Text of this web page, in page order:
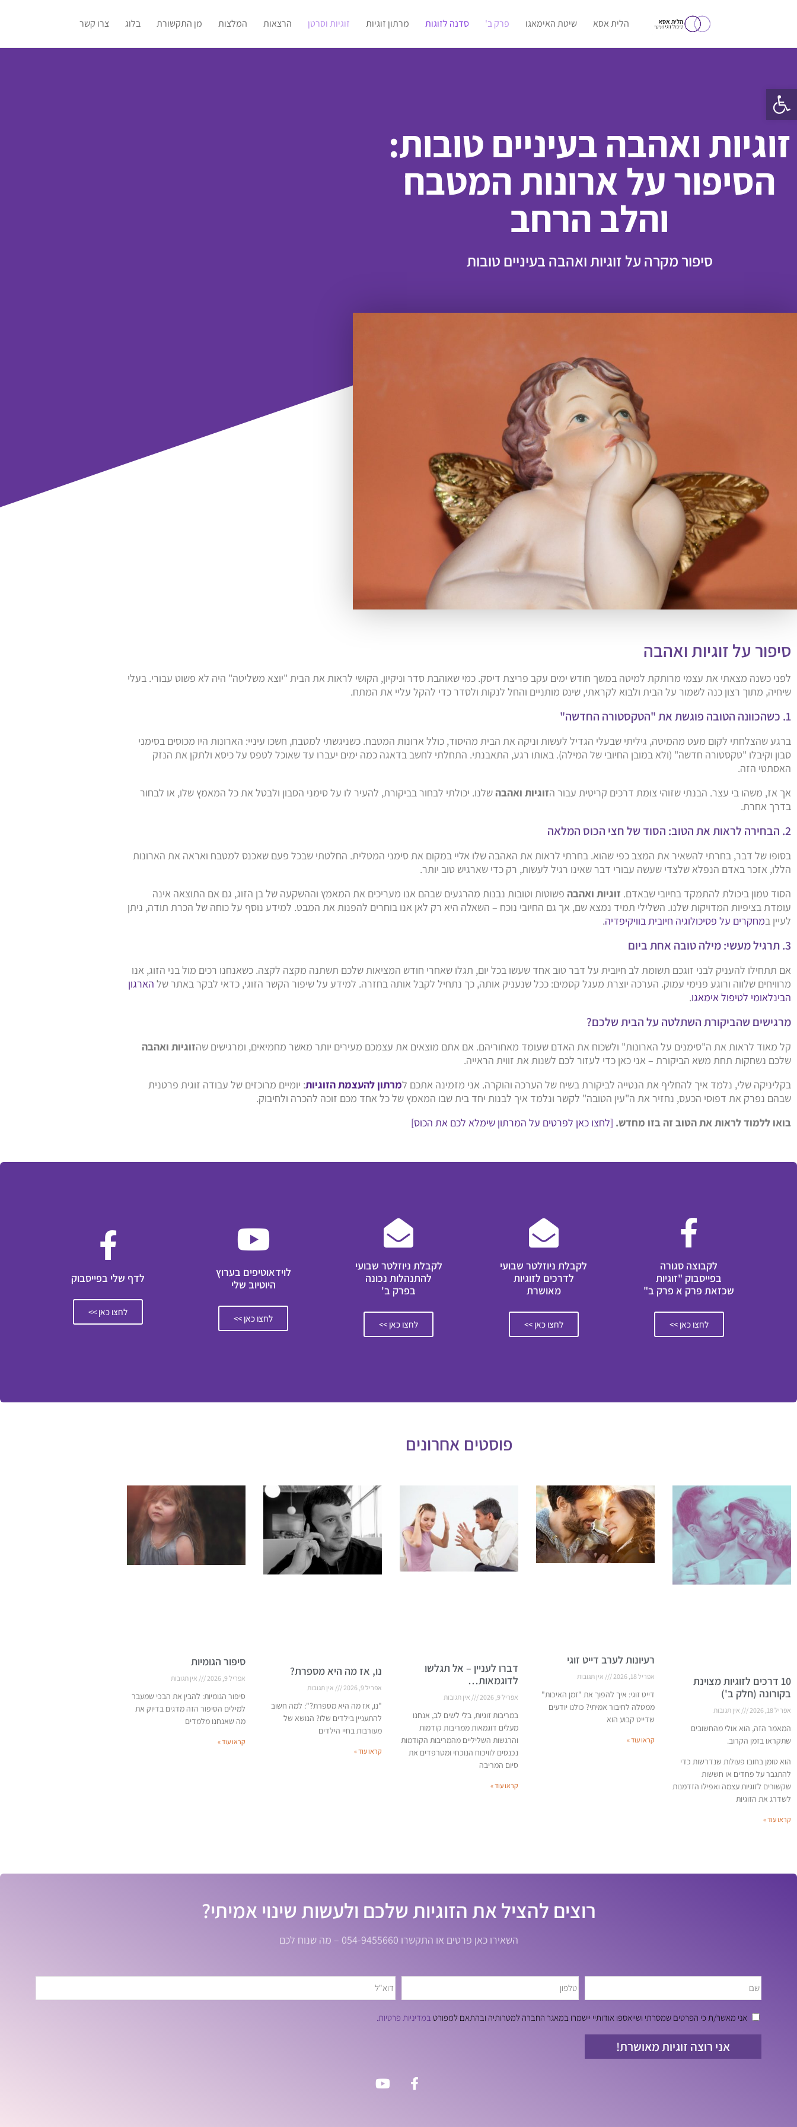
הלית אסא שיטת האימאגו פרק ב' סדנה לזוגות מרתון זוגיות זוגיות וסרטן הרצאות המלצות מן התקשורת בלוג צרו קשר
זוגיות ואהבה בעיניים טובות:
הסיפור על ארונות המטבח
והלב הרחב
סיפור מקרה על זוגיות ואהבה בעיניים טובות
סיפור על זוגיות ואהבה
לפני כשנה מצאתי את עצמי מרותקת למיטה במשך חודש ימים עקב פריצת דיסק. כמי שאוהבת סדר וניקיון, הקושי לראות את הבית "יוצא משליטה" היה לא פשוט עבורי. בעלי
שיחיה, מתוך רצון כנה לשמור על הבית ולבוא לקראתי, שינס מותניים והחל לנקות ולסדר כדי להקל עליי את המתח.
1. כשהכוונה הטובה פוגשת את "הטקסטורה החדשה"
ברגע שהצלחתי לקום מעט מהמיטה, גיליתי שבעלי הגדיל לעשות וניקה את הבית מהיסוד, כולל ארונות המטבח. כשניגשתי למטבח, חשכו עיניי: הארונות היו מכוסים בסימני
סבון וקיבלו "טקסטורה חדשה" (ולא במובן החיובי של המילה). באותו רגע, התאבנתי. התחלתי לחשב בדאגה כמה ימים יעברו עד שאוכל לטפס על כיסא ולתקן את הנזק
האסתטי הזה.
אך אז, משהו בי עצר. הבנתי שזוהי צומת דרכים קריטית עבור הזוגיות ואהבה שלנו. יכולתי לבחור בביקורת, להעיר לו על סימני הסבון ולבטל את כל המאמץ שלו, או לבחור
בדרך אחרת.
2. הבחירה לראות את הטוב: הסוד של חצי הכוס המלאה
בסופו של דבר, בחרתי להשאיר את המצב כפי שהוא. בחרתי לראות את האהבה שלו אליי במקום את סימני המטלית. החלטתי שבכל פעם שאכנס למטבח ואראה את הארונות
הללו, אזכר באדם הנפלא שלצדי שעשה עבורי דבר שאינו רגיל לעשות, רק כדי שארגיש טוב יותר.
הסוד טמון ביכולת להתמקד בחיובי שבאדם. זוגיות ואהבה פשוטות וטובות נבנות מהרגעים שבהם אנו מעריכים את המאמץ וההשקעה של בן הזוג, גם אם התוצאה אינה
עומדת בציפיות המדויקות שלנו. השלילי תמיד נמצא שם, אך גם החיובי נוכח – השאלה היא רק לאן אנו בוחרים להפנות את המבט. למידע נוסף על כוחה של הכרת תודה, ניתן
לעיין במחקרים על פסיכולוגיה חיובית בוויקיפדיה.
3. תרגיל מעשי: מילה טובה אחת ביום
אם תתחילו להעניק לבני זוגכם תשומת לב חיובית על דבר טוב אחד שעשו בכל יום, תגלו שאחרי חודש המציאות שלכם תשתנה מקצה לקצה. כשאנחנו רכים מול בני הזוג, אנו
מרוויחים שלווה ורוגע פנימי עמוק. הערכה יוצרת מעגל קסמים: ככל שנעניק אותה, כך נתחיל לקבל אותה בחזרה. למידע על שיפור הקשר הזוגי, כדאי לבקר באתר של הארגון
הבינלאומי לטיפול אימאגו.
מרגישים שהביקורת השתלטה על הבית שלכם?
קל מאוד לראות את ה"סימנים על הארונות" ולשכוח את האדם שעומד מאחוריהם. אם אתם מוצאים את עצמכם מעירים יותר מאשר מחמיאים, ומרגישים שהזוגיות ואהבה
שלכם נשחקות תחת משא הביקורת – אני כאן כדי לעזור לכם לשנות את זווית הראייה.
בקליניקה שלי, נלמד איך להחליף את הנטייה לביקורת בשיח של הערכה והוקרה. אני מזמינה אתכם למרתון להעצמת הזוגיות: יומיים מרוכזים של עבודה זוגית פרטנית
שבהם נפרק את דפוסי הכעס, נחזיר את ה"עין הטובה" לקשר ונלמד איך לבנות יחד בית שבו המאמץ של כל אחד מכם זוכה להכרה ולחיבוק.
בואו ללמוד לראות את הטוב זה בזו מחדש. [לחצו כאן לפרטים על המרתון שימלא לכם את הכוס]
לקבוצה סגורה
בפייסבוק "זוגיות
שכזאת פרק א פרק ב"
לחצו כאן >>
לקבלת ניוזלטר שבועי
לדרכים לזוגיות
מאושרת
לחצו כאן >>
לקבלת ניוזלטר שבועי
להתנהלות נכונה
בפרק ב'
לחצו כאן >>
לוידאוטיפים בערוץ
היוטיוב שלי
לחצו כאן >>
לדף שלי בפייסבוק
לחצו כאן >>
פוסטים אחרונים
10 דרכים לזוגיות מצוינת
בקורונה (חלק ב')
אפריל 18, 2026 אין תגובות
המאמר הזה, הוא אולי מהחשובים
שתקראו בזמן הקרוב.
הוא טומן בחובו פעולות שנדרשות כדי
להתגבר על פחדים או חששות
שקשורים לזוגיות עצמה ואפילו הזדמנות
לשדרג את הזוגיות
קראו עוד »
רעיונות לערב דייט זוגי
אפריל 18, 2026 אין תגובות
דייט זוגי: איך להפוך את "זמן האיכות"
ממטלה לחיבור אמיתי? כולנו יודעים
שדייט קבוע הוא
קראו עוד »
דברו לעניין – אל תגלשו
לדוגמאות…
אפריל 9, 2026 אין תגובות
במריבות זוגיות, בלי לשים לב, אנחנו
מעלים דוגמאות ממריבות קודמות
והרגשות השליליים מהמריבות הקודמות
נכנסים לוויכוח הנוכחי ומטרפדים את
סיום המריבה
קראו עוד »
נו, אז מה היא מספרת?
אפריל 9, 2026 אין תגובות
"נו, אז מה היא מספרת?": למה חשוב
להתעניין בילדים שלו? הנושא של
מעורבות בחיי הילדים
קראו עוד »
סיפור הגומיות
אפריל 9, 2026 אין תגובות
סיפור הגומיות: להבין את הבכי שמעבר
למילים הסיפור הזה מדגים בדיוק את
מה שאנחנו מלמדים
קראו עוד »
רוצים להציל את הזוגיות שלכם ולעשות שינוי אמיתי?
השאירו כאן פרטים או התקשרו 054-9455660 – מה שנוח לכם
אני מאשר/ת כי הפרטים שמסרתי ושייאספו אודותיי יישמרו במאגר החברה למטרותיה ובהתאם למפורט במדיניות פרטיות.
אני רוצה זוגיות מאושרת!
פתח סרגל נגישות